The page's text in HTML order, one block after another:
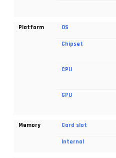
Platform OS
Chipset
CPU
GPU
Memory Card slot
Internal